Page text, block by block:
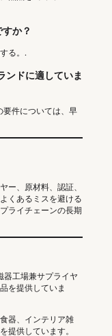
か？
る。.
ンドに適していま
要件については、早
ー、原材料、認証、
くあるミスを避ける
ライチェーンの長期
器工場兼サプライヤ
を提供していま
器、インテリア雑
提供しています。